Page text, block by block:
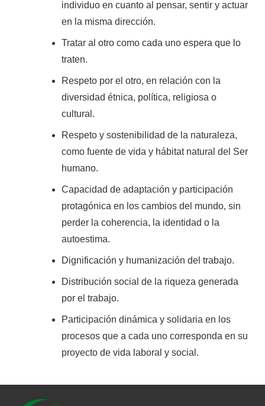
individuo en cuanto al pensar, sentir y actuar
en la misma dirección.
Tratar al otro como cada uno espera que lo
traten.
Respeto por el otro, en relación con la
diversidad étnica, política, religiosa o
cultural.
Respeto y sostenibilidad de la naturaleza,
como fuente de vida y hábitat natural del Ser
humano.
Capacidad de adaptación y participación
protagónica en los cambios del mundo, sin
perder la coherencia, la identidad o la
autoestima.
Dignificación y humanización del trabajo.
Distribución social de la riqueza generada
por el trabajo.
Participación dinámica y solidaria en los
procesos que a cada uno corresponda en su
proyecto de vida laboral y social.